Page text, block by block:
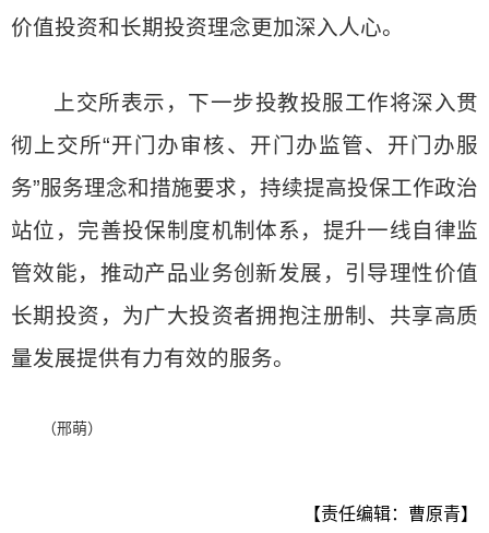
价值投资和长期投资理念更加深入人心。
上交所表示，下一步投教投服工作将深入贯
彻上交所“开门办审核、开门办监管、开门办服
务”服务理念和措施要求，持续提高投保工作政治
站位，完善投保制度机制体系，提升一线自律监
管效能，推动产品业务创新发展，引导理性价值
长期投资，为广大投资者拥抱注册制、共享高质
量发展提供有力有效的服务。
（邢萌）
【责任编辑：曹原青】